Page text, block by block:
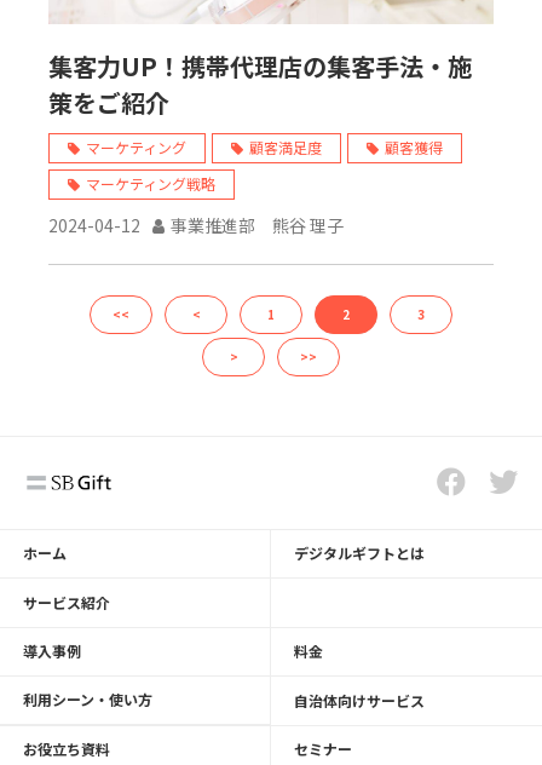
集客力UP！携帯代理店の集客手法・施
策をご紹介
マーケティング 顧客満足度
顧客獲得
マーケティング戦略
2024-04-12 事業推進部 熊谷 理子
<< < 1 2 3
> >>
ホーム デジタルギフトとは
サービス紹介
導入事例 料金
利用シーン・使い方 自治体向けサービス
お役立ち資料 セミナー